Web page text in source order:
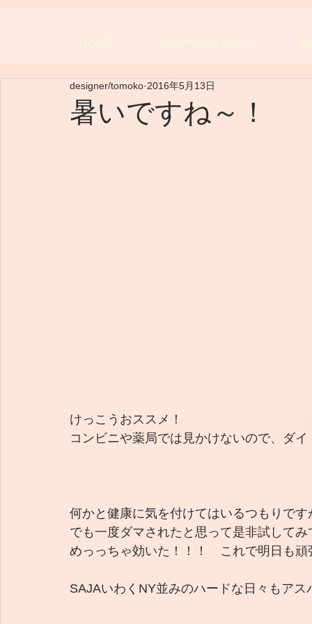
暑いですね～！
designer/tomoko 2016年5月13日
けっこうおススメ！
コンビニや薬局では見かけないので、ダ
何かと健康に気を付けてはいるつもりで
でも一度ダマされたと思って是非試してみ
めっっちゃ効いた！！！　これで明日も頑
SAJAいわくNY並みのハードな日々もア